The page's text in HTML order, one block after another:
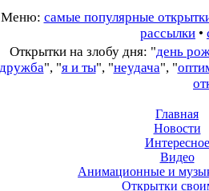
Меню: самые популярные
рассылки •
Открытки на злобу дня: "день
дружба", "я и ты", "неудача", "
Главная
Новости
Интересное
Видео
Анимационные и
Открытки